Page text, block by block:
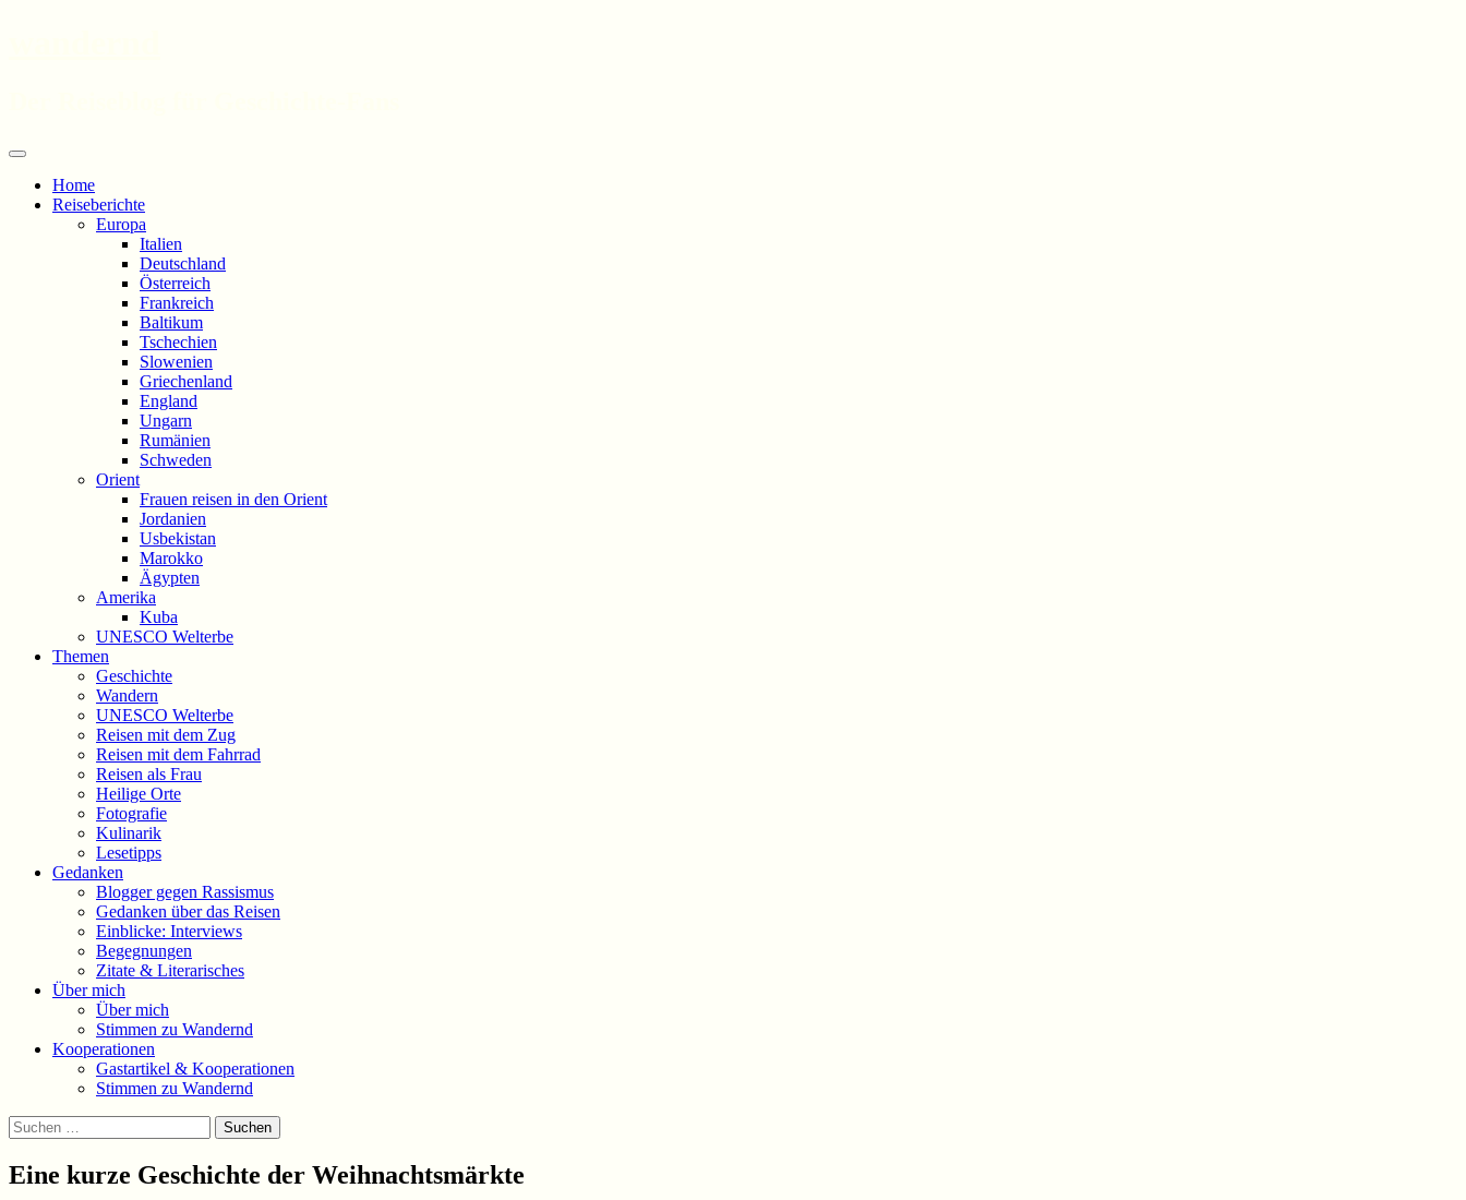
Menü
springen
Home
Reiseberichte
Europa
Italien
Deutschland
Österreich
Frankreich
Baltikum
Tschechien
Slowenien
Griechenland
England
Ungarn
Rumänien
Schweden
Orient
Frauen reisen in den Orient
Jordanien
Usbekistan
Marokko
Ägypten
Amerika
Kuba
UNESCO Welterbe
Themen
Geschichte
Wandern
UNESCO Welterbe
Reisen mit dem Zug
Reisen mit dem Fahrrad
Reisen als Frau
Heilige Orte
Fotografie
Kulinarik
Lesetipps
Gedanken
Blogger gegen Rassismus
Gedanken über das Reisen
Einblicke: Interviews
Begegnungen
Zitate & Literarisches
Über mich
Über mich
Stimmen zu Wandernd
Kooperationen
Gastartikel & Kooperationen
Stimmen zu Wandernd
Suchen
Suchen
nach:
Eine kurze Geschichte der Weihnachtsmärkte